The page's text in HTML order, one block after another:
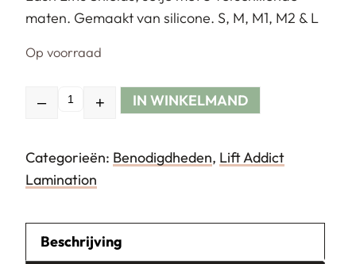
maten. Gemaakt van silicone. S, M, M1, M2 & L
Op voorraad
Hoeveelheid
– + IN WINKELMAND
Categorieën: Benodigdheden, Lift Addict
Lamination
Beschrijving